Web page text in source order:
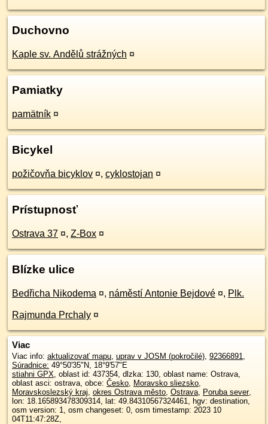
Duchovno
Kaple sv. Andělů strážných ¤
Pamiatky
pamätník ¤
Bicykel
požičovňa bicyklov ¤, cyklostojan ¤
Prístupnosť
Ostrava 37 ¤, Z-Box ¤
Blízke ulice
Bedřicha Nikodema ¤, náměstí Antonie Bejdové ¤, Plk.
Rajmunda Prchaly ¤
Viac
Viac info: aktualizovať mapu, uprav v JOSM (pokročilé), 92366891,
Súradnice: 49°50'35"N, 18°9'57"E
stiahni GPX, oblast id: 437354, dlzka: 130, oblast name: Ostrava,
oblast asci: ostrava, obce: Česko, Moravsko sliezsko,
Moravskoslezský kraj, okres Ostrava město, Ostrava, Poruba sever,
lon: 18.165893478309314, lat: 49.84310567324461, hgv: destination,
osm version: 1, osm changeset: 0, osm timestamp: 2023 10
04T11:47:28Z,